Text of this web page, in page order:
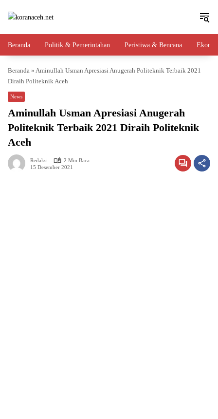
Beranda Politik & Pemerintahan Peristiwa & Bencana
Beranda » Aminullah Usman Apresiasi Anugerah Politeknik Terbaik 2021
Diraih Politeknik Aceh
News
Aminullah Usman Apresiasi Anugerah
Politeknik Terbaik 2021 Diraih Politeknik
Aceh
Redaksi
2 Min Baca
15 Desember 2021